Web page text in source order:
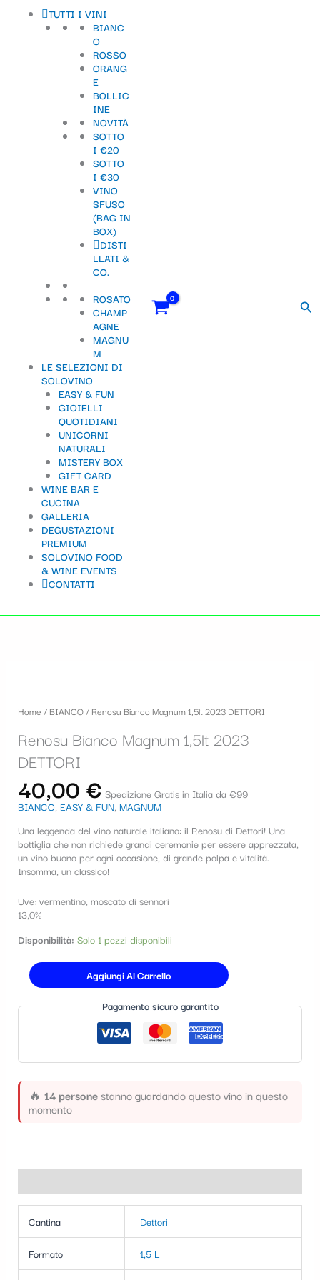
TUTTI I VINI
BIANC
O
ROSSO
ORANG
E
BOLLIC
INE
NOVITÀ
SOTTO
I €20
SOTTO
I €30
VINO
SFUSO
(BAG IN
BOX)
DISTI
LLATI &
CO.
ROSATO
CHAMP
AGNE
MAGNU
M
LE SELEZIONI DI
SOLOVINO
EASY & FUN
GIOIELLI
QUOTIDIANI
UNICORNI
NATURALI
MISTERY BOX
GIFT CARD
WINE BAR E
CUCINA
GALLERIA
DEGUSTAZIONI
PREMIUM
SOLOVINO FOOD
& WINE EVENTS
CONTATTI
Home / BIANCO/ Renosu Bianco Magnum 1,5lt 2023 DETTORI
Renosu Bianco Magnum 1,5lt 2023
DETTORI
40,00 € Spedizione Gratis in Italia da €99
BIANCO, EASY & FUN, MAGNUM
Una leggenda del vino naturale italiano: il Renosu di Dettori! Una
bottiglia che non richiede grandi ceremonie per essere apprezzata,
un vino buono per ogni occasione, di grande polpa e vitalità.
Insomma, un classico!
Uve: vermentino, moscato di sennori
13,0%
Disponibilità: Solo 1 pezzi disponibili
1,5lt
DETTORI
quantità
Aggiungi Al Carrello
Pagamento sicuro garantito
🔥 14 personestanno guardando questo vino in questo
momento
Cantina Dettori
Formato 1,5 L